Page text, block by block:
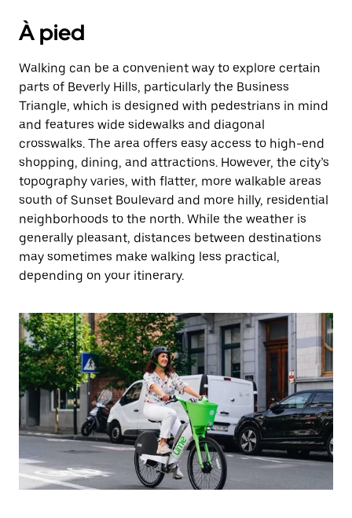
À pied
Walking can be a convenient way to explore certain
parts of Beverly Hills, particularly the Business
Triangle, which is designed with pedestrians in mind
and features wide sidewalks and diagonal
crosswalks. The area offers easy access to high-end
shopping, dining, and attractions. However, the city’s
topography varies, with flatter, more walkable areas
south of Sunset Boulevard and more hilly, residential
neighborhoods to the north. While the weather is
generally pleasant, distances between destinations
may sometimes make walking less practical,
depending on your itinerary.